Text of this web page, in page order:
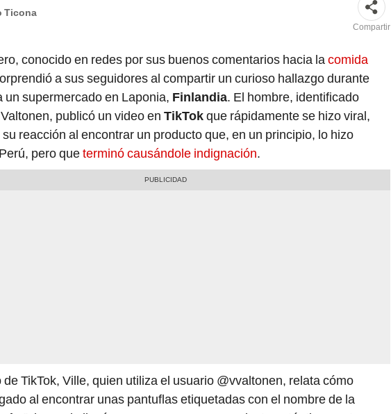
Ticona
Compartir
conocido en redes por sus buenos comentarios hacia lacomida
a sus seguidores al compartir un curioso hallazgo durante
un supermercado en Laponia, Finlandia. El hombre, identificado
publicó un video en TikTokque rápidamente se hizo viral,
reacción al encontrar un producto que, en un principio, lo hizo
pero queterminó causándole indignación.
de TikTok, Ville, quien utiliza el usuario @vvaltonen, relata cómo
al encontrar unas pantuflas etiquetadas con el nombre de la